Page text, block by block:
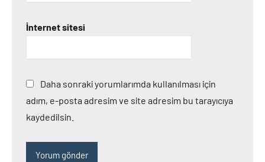
İnternet sitesi
Daha sonraki yorumlarımda kullanılması için
adım, e-posta adresim ve site adresim bu tarayıcıya
kaydedilsin.